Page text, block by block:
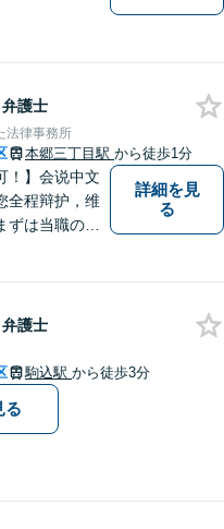
弁護士
法律事務所
本郷三丁目駅 から徒歩1分
！】会说中文
全程辩护，维
は当職の直
詳細を見
る
弁護士
駒込駅 から徒歩3分
る